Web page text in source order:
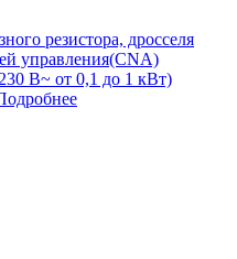
резистора, дросселя
управления(CNA)
В~ от 0,1 до 1 кВт)